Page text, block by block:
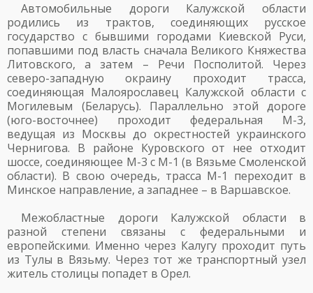
Автомобильные дороги Калужской области
родились из трактов, соединяющих русское
государство с бывшими городами Киевской Руси,
попавшими под власть сначала Великого Княжества
Литовского, а затем – Речи Посполитой. Через
северо-западную окраину проходит трасса,
соединяющая Малоярославец Калужской области с
Могилевым (Беларусь). Параллельно этой дороге
(юго-восточнее) проходит федеральная М-3,
ведущая из Москвы до окрестностей украинского
Чернигова. В районе Куровского от нее отходит
шоссе, соединяющее М-3 с М-1 (в Вязьме Смоленской
области). В свою очередь, трасса М-1 переходит в
Минское направление, а западнее – в Варшавское.
Межобластные дороги Калужской области в
разной степени связаны с федеральными и
европейскими. Именно через Калугу проходит путь
из Тулы в Вязьму. Через тот же транспортный узел
житель столицы попадет в Орел.